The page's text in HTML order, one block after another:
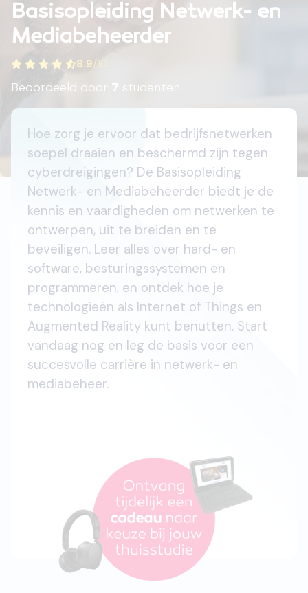
Basisopleiding Netwerk- en
Mediabeheerder
8.9/10
Beoordeeld door studenten
Hoe zorg je ervoor dat bedrijfsnetwerken
soepel draaien en beschermd zijn tegen
cyberdreigingen? De Basisopleiding
Netwerk- en Mediabeheerder biedt je de
kennis en vaardigheden om netwerken te
ontwerpen, uit te breiden en te
beveiligen. Leer alles over hard- en
software, besturingssystemen en
programmeren, en ontdek hoe je
technologieën als Internet of Things en
Augmented Reality kunt benutten. Start
vandaag nog en leg de basis voor een
succesvolle carrière in netwerk- en
mediabeheer.